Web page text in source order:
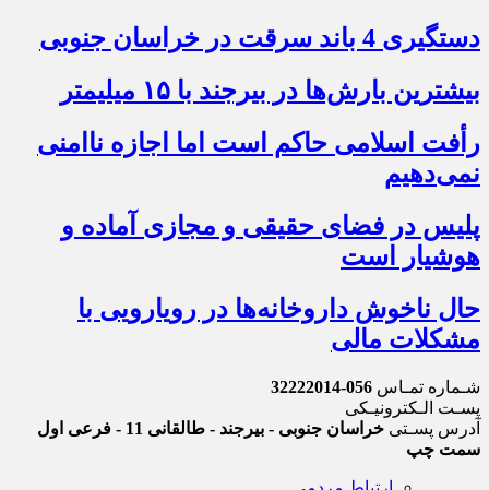
دستگیری 4 باند سرقت در خراسان جنوبی
بیشترین بارش‌ها در بیرجند با ۱۵ میلیمتر
رأفت اسلامی حاکم است اما اجازه ناامنی
نمی‌دهیم
پلیس در فضای حقیقی و مجازی آماده و
هوشیار است
حال ناخوش داروخانه‌ها در رویارویی با
مشکلات مالی
شـماره تمـاس 056-32222014
پسـت الـکترونیـکی
آدرس پسـتی
خراسان جنوبی - بیرجند - طالقانی 11 - فرعی اول
سمت چپ